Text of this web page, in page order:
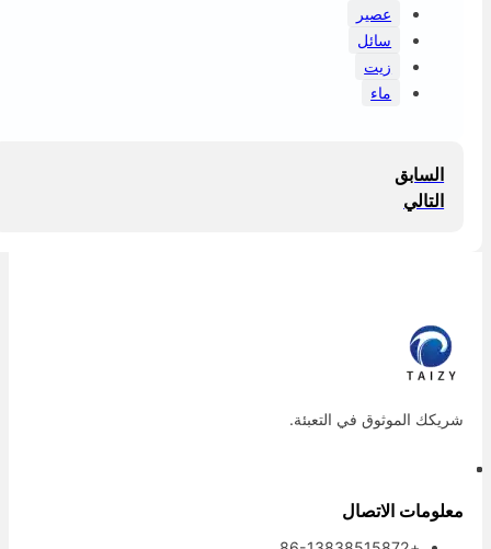
عصير
سائل
زيت
ماء
السابق
التالي
شريكك الموثوق في التعبئة.
معلومات الاتصال